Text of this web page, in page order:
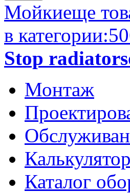
Мойкиеще
в категории:
Stop radiators
Монтаж
Каталог